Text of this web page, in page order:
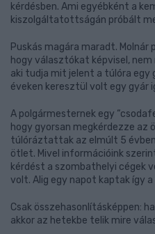
kérdésben. Ami egyébként a
kiszolgáltatottságán próbált
Puskás magára maradt.
hogy választókat képvisel,
aki tudja mit jelent a túlóra egy
éveken keresztül volt egy gyár
A polgármesternek egy
hogy gyorsan megkérdezze
túlóráztattak az elmúlt 5
ötlet. Mivel információink
kérdést a szombathelyi cégek
volt. Alig egy napot kaptak így
Csak összehasonlításképpen:
akkor az hetekbe telik mire